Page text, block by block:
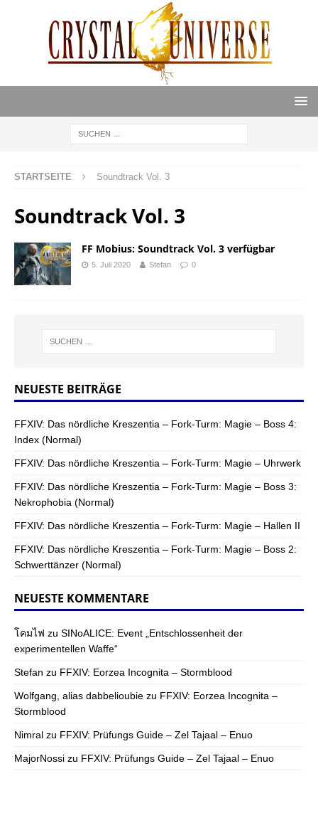
STARTSEITE Soundtrack Vol. 3
Soundtrack Vol. 3
FF Mobius: Soundtrack Vol. 3 verfügbar
5. Juli 2020 Stefan 0
NEUESTE BEITRÄGE
FFXIV: Das nördliche Kreszentia – Fork-Turm: Magie – Boss 4:
Index (Normal)
FFXIV: Das nördliche Kreszentia – Fork-Turm: Magie – Uhrwerk
FFXIV: Das nördliche Kreszentia – Fork-Turm: Magie – Boss 3:
Nekrophobia (Normal)
FFXIV: Das nördliche Kreszentia – Fork-Turm: Magie – Hallen II
FFXIV: Das nördliche Kreszentia – Fork-Turm: Magie – Boss 2:
Schwerttänzer (Normal)
NEUESTE KOMMENTARE
โคมไฟ zu SINoALICE: Event „Entschlossenheit der
experimentellen Waffe“
Stefan zu FFXIV: Eorzea Incognita – Stormblood
Wolfgang, alias dabbelioubie zu FFXIV: Eorzea Incognita –
Stormblood
Nimral zu FFXIV: Prüfungs Guide – Zel Tajaal – Enuo
MajorNossi zu FFXIV: Prüfungs Guide – Zel Tajaal – Enuo